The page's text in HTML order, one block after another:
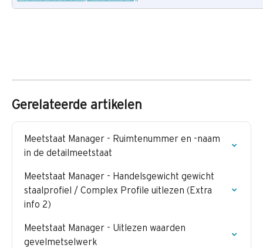
Gerelateerde artikelen
Meetstaat Manager - Ruimtenummer en -naam
in de detailmeetstaat
Meetstaat Manager - Handelsgewicht gewicht
staalprofiel / Complex Profile uitlezen (Extra
info 2)
Meetstaat Manager - Uitlezen waarden
gevelmetselwerk